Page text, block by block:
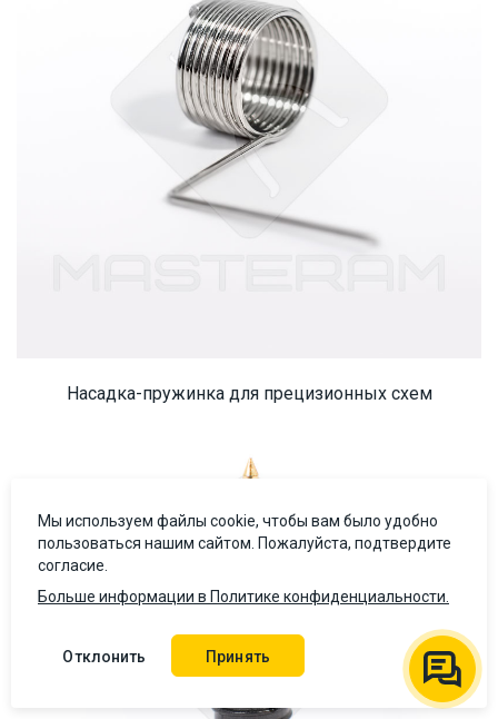
Насадка-пружинка для прецизионных схем
Мы используем файлы cookie, чтобы вам было удобно
пользоваться нашим сайтом. Пожалуйста, подтвердите
согласие.
Больше информации в Политике конфиденциальности.
Отклонить Принять